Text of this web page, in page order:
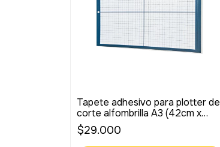
Tapete adhesivo para plotter de
corte alfombrilla A3 (42cm x
28cm)
$29.000